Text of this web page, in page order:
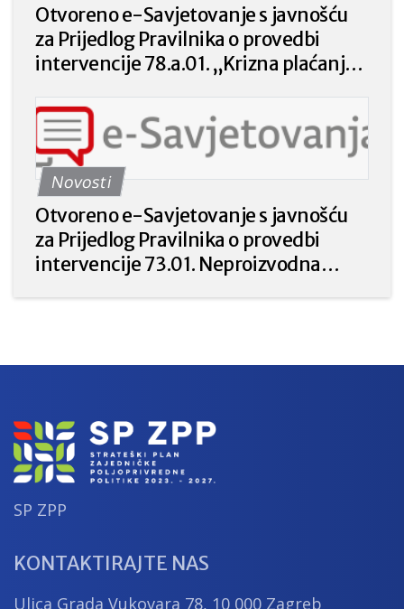
Otvoreno e-Savjetovanje s javnošću
za Prijedlog Pravilnika o provedbi
intervencije 78.a.01. „Krizna plaćanja
katastrofa, nepovoljnih klimatskih
prilika ili katastrofalnih događaja“ iz
Strateškog plana Zajedničke
poljoprivredne politike Republike
Hrvatske 2023. – 2027. godine.
Novosti
Otvoreno e-Savjetovanje s javnošću
za Prijedlog Pravilnika o provedbi
intervencije 73.01. Neproizvodna
Hrvatske 2023. – 2027.
SP ZPP
KONTAKTIRAJTE NAS
Ulica Grada Vukovara 78, 10 000 Zagreb